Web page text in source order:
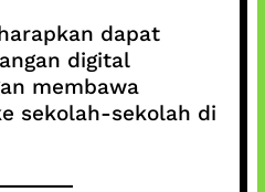
dapat
digital
membawa
sekolah-sekolah di